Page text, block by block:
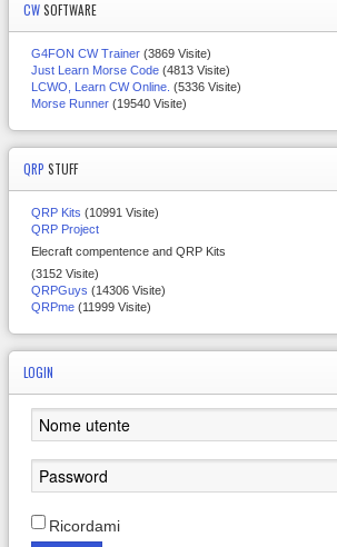
CWSOFTWARE
G4FON CW Trainer (3869 Visite)
Just Learn Morse Code (4813 Visite)
LCWO, Learn CW Online. (5336 Visite)
Morse Runner (19540 Visite)
QRP STUFF
QRP Kits (10991 Visite)
QRP Project
Elecraft compentence and QRP Kits
(3152 Visite)
QRPGuys (14306 Visite)
QRPme (11999 Visite)
LOGIN
Ricordami